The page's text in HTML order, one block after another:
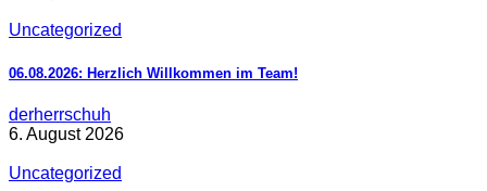
Uncategorized
06.08.2026: Herzlich Willkommen im Team!
derherrschuh
6. August 2026
Uncategorized